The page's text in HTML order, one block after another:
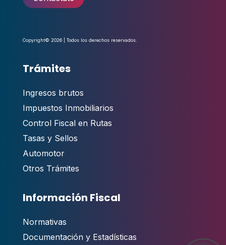
Copyright© 2026 | Todos los derechos reservados.
Trámites
Ingresos brutos
Impuestos Inmobiliarios
Control Fiscal en Rutas
Tasas y Sellos
Automotor
Otros Trámites
Información Fiscal
Normativas
Documentación y Estadísticas